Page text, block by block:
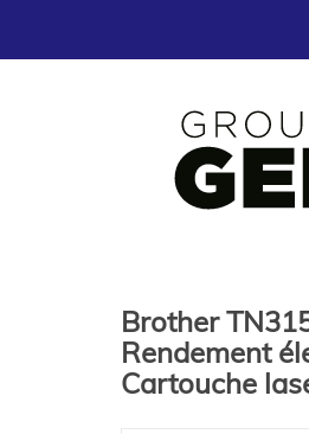
Brother
Rendement
Cartouche